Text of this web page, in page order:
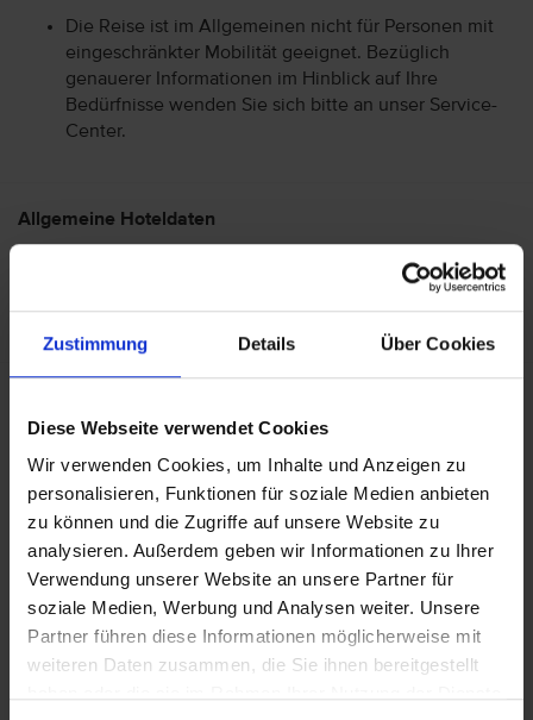
Zustimmung Details Über Cookies
Diese Webseite verwendet Cookies
Wir verwenden Cookies, um Inhalte und Anzeigen zu
personalisieren, Funktionen für soziale Medien anbieten
zu können und die Zugriffe auf unsere Website zu
analysieren. Außerdem geben wir Informationen zu Ihrer
Verwendung unserer Website an unsere Partner für
soziale Medien, Werbung und Analysen weiter. Unsere
Partner führen diese Informationen möglicherweise mit
weiteren Daten zusammen, die Sie ihnen bereitgestellt
Die Reise ist im Allgemeinen nicht für Personen mit
eingeschränkter Mobilität geeignet. Bezüglich
genauerer Informationen im Hinblick auf Ihre
Bedürfnisse wenden Sie sich bitte an unser Service-
Center.
Allgemeine Hoteldaten
Landeskategorie: 4
Flughafen bei einigen Fluggesellschaften kostenpflichtig
können je nach Fluggesellschaft variieren. Informationen
erhalten Sie im Servicebereich unter Rund um die Reise bei
Informationen zu Fluggesellschaftenvtours
Gepäckinformationen.
Wir möchten Sie darauf aufmerksam machen, dass Sie am
Ankunftstag ab 15 Uhr (örtliche Abweichung vorbehalten) in
Ihr Hotel einchecken können. An Ihrem Abreisetag können
Sie Ihr Zimmer bis 11 Uhr (örtliche Abweichung vorbehalten)
nutzen. Bitte beachten Sie, dass es bei Nur-Hotel-